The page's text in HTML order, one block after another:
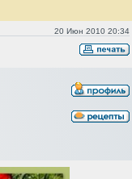
20 Июн 2010 20:34